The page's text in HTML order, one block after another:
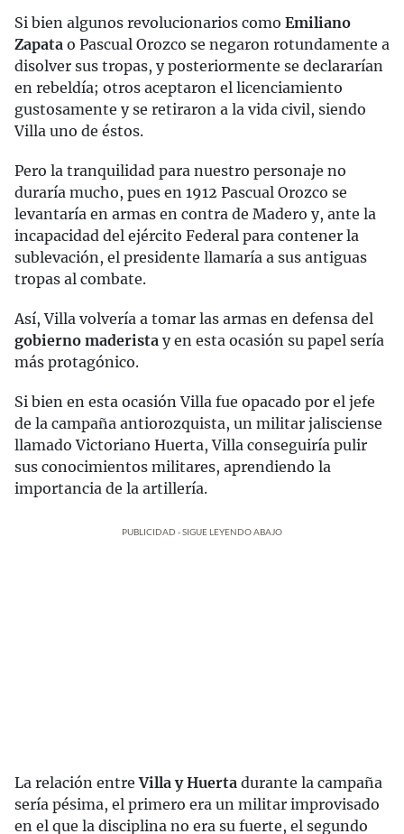
Si bien algunos revolucionarios como Emiliano
Zapata o Pascual Orozco se negaron rotundamente a
disolver sus tropas, y posteriormente se declararían
en rebeldía; otros aceptaron el licenciamiento
gustosamente y se retiraron a la vida civil, siendo
Villa uno de éstos.
Pero la tranquilidad para nuestro personaje no
duraría mucho, pues en 1912 Pascual Orozco se
levantaría en armas en contra de Madero y, ante la
incapacidad del ejército Federal para contener la
sublevación, el presidente llamaría a sus antiguas
tropas al combate.
Así, Villa volvería a tomar las armas en defensa del
gobierno maderista y en esta ocasión su papel sería
más protagónico.
Si bien en esta ocasión Villa fue opacado por el jefe
de la campaña antiorozquista, un militar jalisciense
llamado Victoriano Huerta, Villa conseguiría pulir
sus conocimientos militares, aprendiendo la
importancia de la artillería.
PUBLICIDAD - SIGUE LEYENDO ABAJO
La relación entreVilla y Huerta durante la campaña
sería pésima, el primero era un militar improvisado
en el que la disciplina no era su fuerte, el segundo